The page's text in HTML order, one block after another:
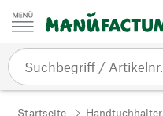
Zum Inhalt springen
Startseite Handtuchhalter